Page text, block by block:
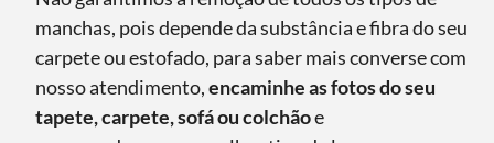
manchas, pois depende da substância e fibra do seu
carpete ou estofado, para saber mais converse com
nosso atendimento,encaminhe as fotos do seu
tapete, carpete, sofá ou colchãoe